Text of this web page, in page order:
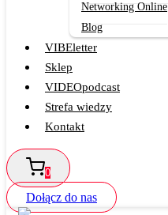
Networking Online
Blog
VIBEletter
Sklep
VIDEOpodcast
Strefa wiedzy
Kontakt
0
Dołącz do nas